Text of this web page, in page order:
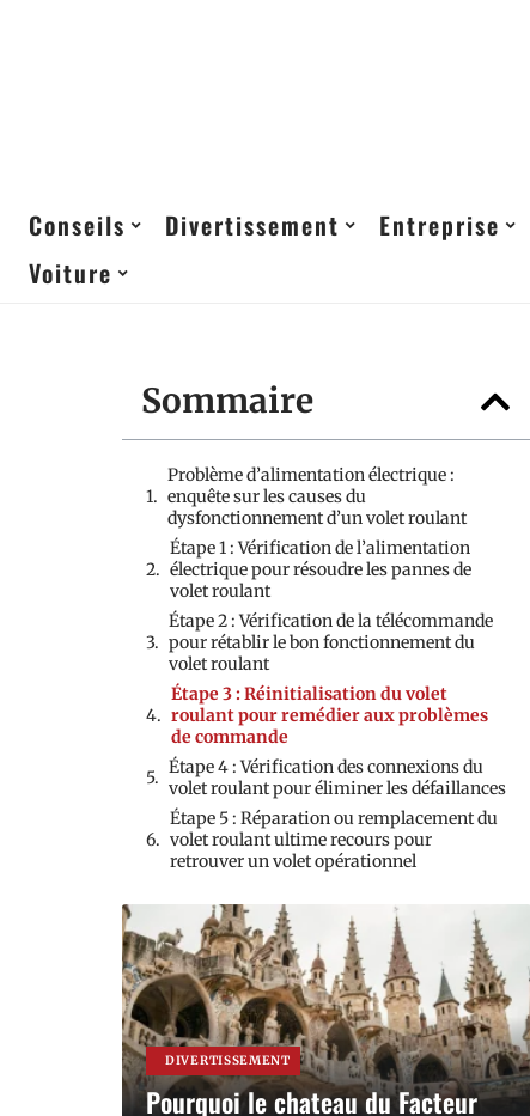
Conseils Divertissement Entreprise
Voiture
Sommaire
Problème d’alimentation électrique :
enquête sur les causes du
dysfonctionnement d’un volet roulant
Étape 1 : Vérification de l’alimentation
électrique pour résoudre les pannes de
volet roulant
Étape 2 : Vérification de la télécommande
pour rétablir le bon fonctionnement du
volet roulant
Étape 3 : Réinitialisation du volet
roulant pour remédier aux problèmes
de commande
Étape 4 : Vérification des connexions du
volet roulant pour éliminer les défaillances
Étape 5 : Réparation ou remplacement du
volet roulant ultime recours pour
retrouver un volet opérationnel
DIVERTISSEMENT
Pourquoi le chateau du Facteur